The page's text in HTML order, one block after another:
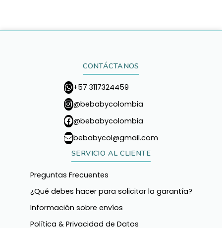
CONTÁCTANOS
+57 3117324459
@bebabycolombia
@bebabycolombia
bebabycol@gmail.com
SERVICIO AL CLIENTE
Preguntas Frecuentes
¿Qué debes hacer para solicitar la garantía?
Información sobre envíos
Política & Privacidad de Datos